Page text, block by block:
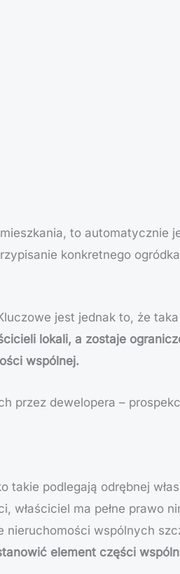
to automatycznie
konkretnego
jest jednak to, że
lokali, a zostaje
wspólnej.
przez dewelopera –
podlegają odrębnej
ma pełne prawo
nieruchomości wspólnych
element części